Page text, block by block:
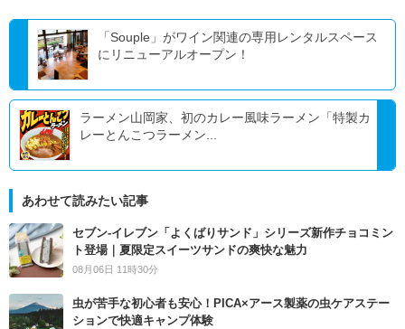
「Souple」がワイン関連の専用レンタルスペース
にリニューアルオープン！
ラーメン山岡家、初のカレー風味ラーメン「特製カ
レーとんこつラーメン...
あわせて読みたい記事
セブン‐イレブン「よくばりサンド」シリーズ新作チョコミン
ト登場｜夏限定スイーツサンドの爽快な魅力
08月06日 11時30分
虫が苦手な初心者も安心！PICA×アース製薬の虫ケアステー
ションで快適キャンプ体験